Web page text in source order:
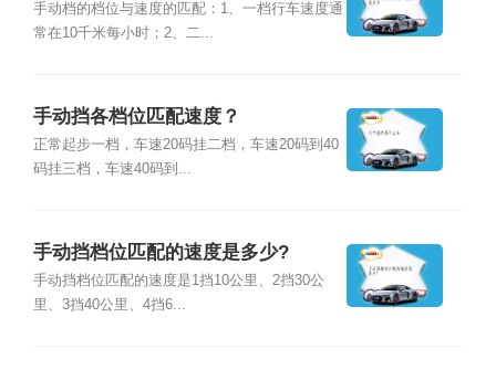
手动档的档位与速度的匹配：1、一档行车速度通
常在10千米每小时；2、二...
手动挡各档位匹配速度？
正常起步一档，车速20码挂二档，车速20码到40
码挂三档，车速40码到...
手动挡档位匹配的速度是多少?
手动挡档位匹配的速度是1挡10公里、2挡30公
里、3挡40公里、4挡6...